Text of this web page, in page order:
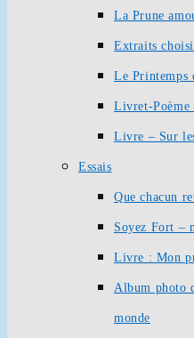
La Prune
Extraits
Le Printemps
Livret-Poème
Livre – Sur
Essais
Que chacun
Soyez Fort –
Livre : Mon
Album photo
monde